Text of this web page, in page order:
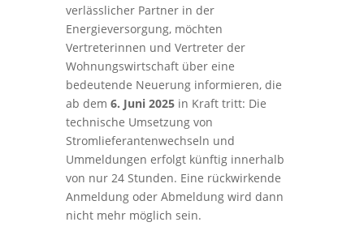
verlässlicher Partner in der
Energieversorgung, möchten
Vertreterinnen und Vertreter der
Wohnungswirtschaft über eine
bedeutende Neuerung informieren, die
ab dem 6. Juni 2025 in Kraft tritt: Die
technische Umsetzung von
Stromlieferantenwechseln und
Ummeldungen erfolgt künftig innerhalb
von nur 24 Stunden. Eine rückwirkende
Anmeldung oder Abmeldung wird dann
nicht mehr möglich sein.